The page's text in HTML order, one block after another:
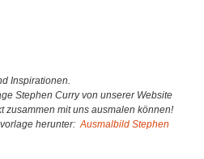
Inspirationen.
Stephen Curry von unserer Website
zusammen mit uns ausmalen können!
herunter: Ausmalbild Stephen